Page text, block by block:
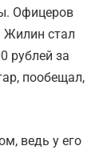
Офицеров
Жилин стал
рублей за
пообещал,
ведь у его